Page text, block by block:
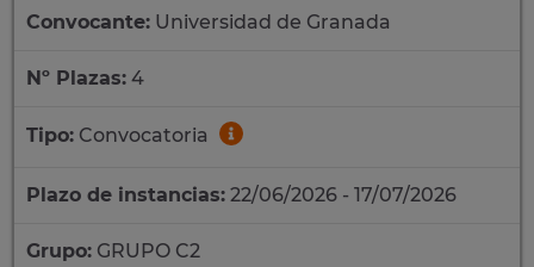
Convocante: Universidad de Granada
Nº Plazas: 4
Tipo: Convocatoria
Plazo de instancias: 22/06/2026 - 17/07/2026
Grupo: GRUPO C2